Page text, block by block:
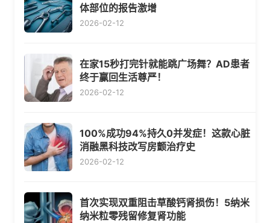
体部位的报告激增
2026-02-12
在家15秒打完针就能跳广场舞？AD患者
终于赢回生活尊严！
2026-02-12
100%成功94%持久0并发症！这款心脏
消融黑科技改写房颤治疗史
2026-02-12
首次实现双重阻击草酸钙肾损伤！5纳米
纳米粒零残留修复肾功能